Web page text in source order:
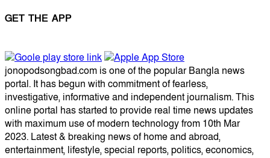
GET THE APP
jonopodsongbad.com is one of the popular Bangla news
portal. It has begun with commitment of fearless,
investigative, informative and independent journalism. This
online portal has started to provide real time news updates
with maximum use of modern technology from 10th Mar
2023. Latest & breaking news of home and abroad,
entertainment, lifestyle, special reports, politics, economics,